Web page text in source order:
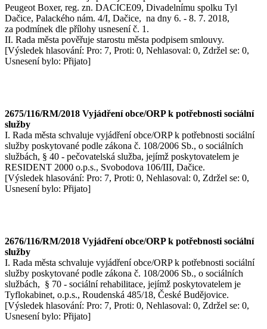
Peugeot Boxer, reg. zn. DACICE09, Divadelnímu spolku Tyl
Dačice, Palackého nám. 4/I, Dačice, na dny 6. - 8. 7. 2018,
za podmínek dle přílohy usnesení č. 1.
II. Rada města pověřuje starostu města podpisem smlouvy.
[Výsledek hlasování: Pro: 7, Proti: 0, Nehlasoval: 0, Zdržel se: 0,
Usnesení bylo: Přijato]
2675/116/RM/2018 Vyjádření obce/ORP k potřebnosti sociální
služby
I. Rada města schvaluje vyjádření obce/ORP k potřebnosti sociální
služby poskytované podle zákona č. 108/2006 Sb., o sociálních
službách, § 40 - pečovatelská služba, jejímž poskytovatelem je
RESIDENT 2000 o.p.s., Svobodova 106/III, Dačice.
[Výsledek hlasování: Pro: 7, Proti: 0, Nehlasoval: 0, Zdržel se: 0,
Usnesení bylo: Přijato]
2676/116/RM/2018 Vyjádření obce/ORP k potřebnosti sociální
služby
I. Rada města schvaluje vyjádření obce/ORP k potřebnosti sociální
služby poskytované podle zákona č. 108/2006 Sb., o sociálních
službách, § 70 - sociální rehabilitace, jejímž poskytovatelem je
Tyflokabinet, o.p.s., Roudenská 485/18, České Budějovice.
[Výsledek hlasování: Pro: 7, Proti: 0, Nehlasoval: 0, Zdržel se: 0,
Usnesení bylo: Přijato]